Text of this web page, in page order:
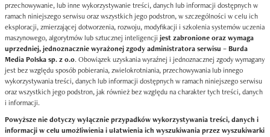
przechowywanie, lub inne wykorzystywanie treści, danych lub informacji dostępnych w
ramach niniejszego serwisu oraz wszystkich jego podstron, w szczególności w celu ich
eksploracji, zmierzającej dotworzenia, rozwoju, modyfikacji i szkolenia systemów uczenia
maszynowego, algorytmów lub sztucznej inteligencji jest zabronione oraz wymaga
uprzedniej, jednoznacznie wyrażonej zgody administratora serwisu – Burda
Media Polska sp. z o.o. Obowiązek uzyskania wyraźnej i jednoznacznej zgody wymagany
jest bez względu sposób pobierania, zwielokrotniania, przechowywania lub innego
wykorzystywania treści, danych lub informacji dostępnych w ramach niniejszego serwisu
oraz wszystkich jego podstron, jak również bez względu na charakter tych treści, danych
i informacji.
Powyższe nie dotyczy wyłącznie przypadków wykorzystywania treści, danych i
informacji w celu umożliwienia i ułatwienia ich wyszukiwania przez wyszukiwarki